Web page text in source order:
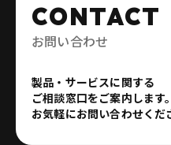
CONTACT
お問い合わせ
製品・サービスに関する
ご相談窓口をご案内します。
お気軽にお問い合わせくだ